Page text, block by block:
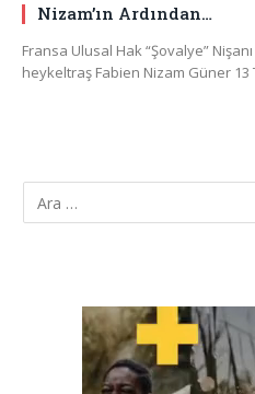
Nizam’ın Ardından…
Fransa Ulusal Hak “Şovalye”
heykeltraş Fabien Nizam Güner
Video
oynatıcı